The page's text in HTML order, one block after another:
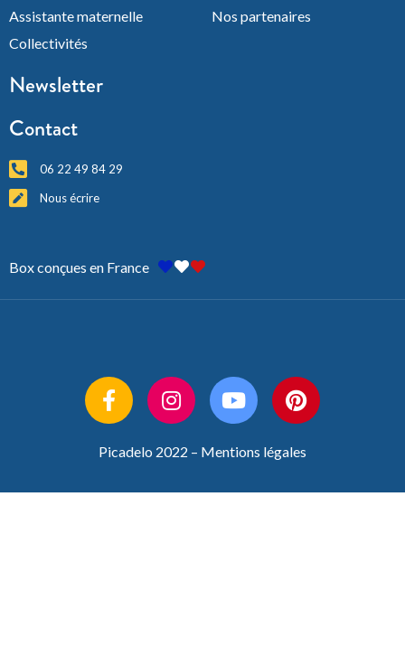
Assistante maternelle
Collectivités
Nos partenaires
Newsletter
Contact
06 22 49 84 29
Nous écrire
Box conçues en France
Picadelo 2022 – Mentions légales